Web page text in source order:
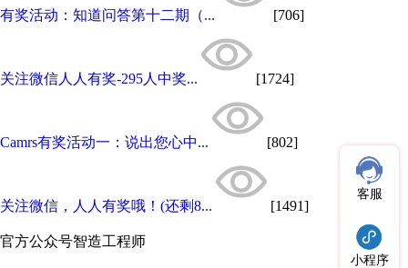
有奖活动：知道问答第十二期（... [706]
关注微信人人有奖-295人中奖... [1724]
Camrs有奖活动一：说出您心中... [802]
关注微信，人人有奖哦！(还剩8... [1491]
官方公众号智造工程师
客服
小程序